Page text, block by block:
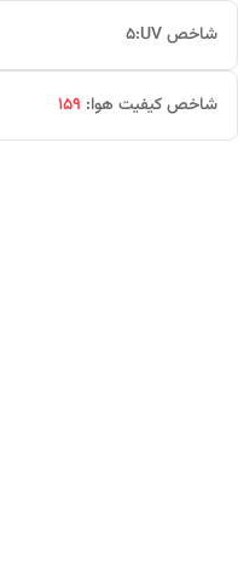
شاخص UV: 5
شاخص کیفیت هوا: 159